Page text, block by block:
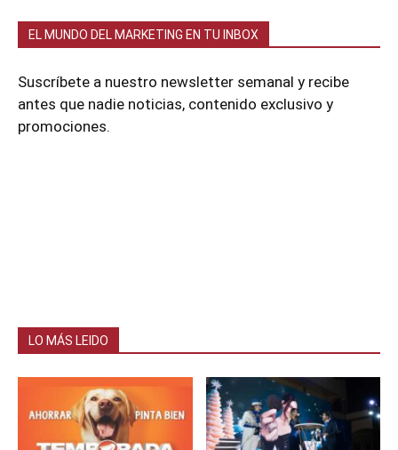
EL MUNDO DEL MARKETING EN TU INBOX
Suscríbete a nuestro newsletter semanal y recibe
antes que nadie noticias, contenido exclusivo y
promociones.
LO MÁS LEIDO